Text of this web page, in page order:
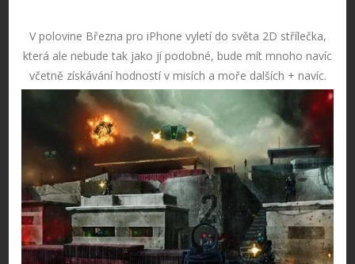
V polovine Března pro iPhone vyletí do světa 2D střílečka,
která ale nebude tak jako jí podobné, bude mít mnoho navíc
včetně získávání hodností v misích a moře dalších + navíc.